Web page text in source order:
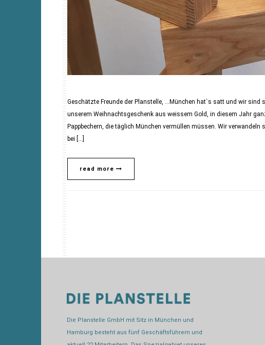
Geschätzte Freunde der Planstelle, …München hat`s satt und wir
unserem Weihnachtsgeschenk aus weissem Gold, in diesem Jahr
Pappbechern, die täglich München vermüllen müssen. Wir
bei […]
read more
Die Planstelle GmbH mit Sitz in München und
Hamburg besteht aus fünf Geschäftsführern und